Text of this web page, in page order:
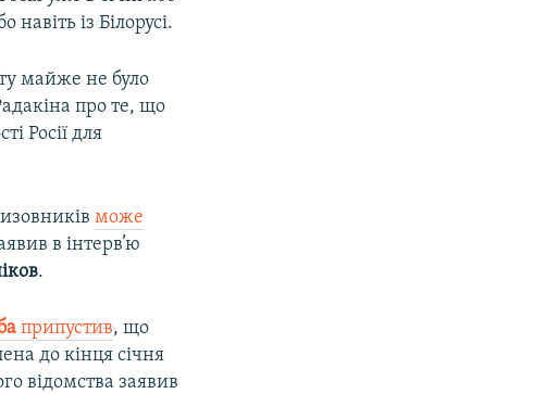
із Білорусі.
майже не було
про те, що
Росії для
може
в інтерв’ю
.
припустив, що
до кінця січня
відомства заявив